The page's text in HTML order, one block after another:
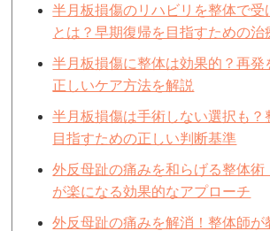
半月板損傷のリハビリを整体で受
とは？早期復帰を目指すための治
半月板損傷に整体は効果的？再発
正しいケア方法を解説
半月板損傷は手術しない選択も？
目指すための正しい判断基準
外反母趾の痛みを和らげる整体術
が楽になる効果的なアプローチ
外反母趾の痛みを解消！整体師が